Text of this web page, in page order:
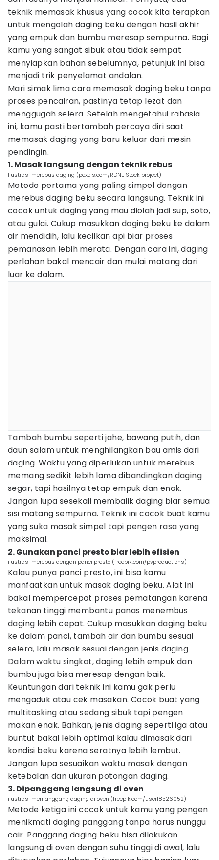
teknik memasak khusus yang cocok kita terapkan
untuk mengolah daging beku dengan hasil akhir
yang empuk dan bumbu meresap sempurna. Bagi
kamu yang sangat sibuk atau tidak sempat
menyiapkan bahan sebelumnya, petunjuk ini bisa
menjadi trik penyelamat andalan.
Mari simak lima cara memasak daging beku tanpa
proses pencairan, pastinya tetap lezat dan
menggugah selera. Setelah mengetahui rahasia
ini, kamu pasti bertambah percaya diri saat
memasak daging yang baru keluar dari mesin
pendingin.
1. Masak langsung dengan teknik rebus
Ilustrasi merebus daging (pexels.com/RDNE Stock project)
Metode pertama yang paling simpel dengan
merebus daging beku secara langsung. Teknik ini
cocok untuk daging yang mau diolah jadi sup, soto,
atau gulai. Cukup masukkan daging beku ke dalam
air mendidih, lalu kecilkan api biar proses
pemanasan lebih merata. Dengan cara ini, daging
perlahan bakal mencair dan mulai matang dari
luar ke dalam.
Tambah bumbu seperti jahe, bawang putih, dan
daun salam untuk menghilangkan bau amis dari
daging. Waktu yang diperlukan untuk merebus
memang sedikit lebih lama dibandingkan daging
segar, tapi hasilnya tetap empuk dan enak.
Jangan lupa sesekali membalik daging biar semua
sisi matang sempurna. Teknik ini cocok buat kamu
yang suka masak simpel tapi pengen rasa yang
maksimal.
2. Gunakan panci presto biar lebih efisien
ilustrasi merebus dengan panci presto (freepik.com/pvproductions)
Kalau punya panci presto, ini bisa kamu
manfaatkan untuk masak daging beku. Alat ini
bakal mempercepat proses pematangan karena
tekanan tinggi membantu panas menembus
daging lebih cepat. Cukup masukkan daging beku
ke dalam panci, tambah air dan bumbu sesuai
selera, lalu masak sesuai dengan jenis daging.
Dalam waktu singkat, daging lebih empuk dan
bumbu juga bisa meresap dengan baik.
Keuntungan dari teknik ini kamu gak perlu
mengaduk atau cek masakan. Cocok buat yang
multitasking atau sedang sibuk tapi pengen
makan enak. Bahkan, jenis daging seperti iga atau
buntut bakal lebih optimal kalau dimasak dari
kondisi beku karena seratnya lebih lembut.
Jangan lupa sesuaikan waktu masak dengan
ketebalan dan ukuran potongan daging.
3. Dipanggang langsung di oven
ilustrasi memanggang daging di oven (freepik.com/user18526052)
Metode ketiga ini cocok untuk kamu yang pengen
menikmati daging panggang tanpa harus nunggu
cair. Panggang daging beku bisa dilakukan
langsung di oven dengan suhu tinggi di awal, lalu